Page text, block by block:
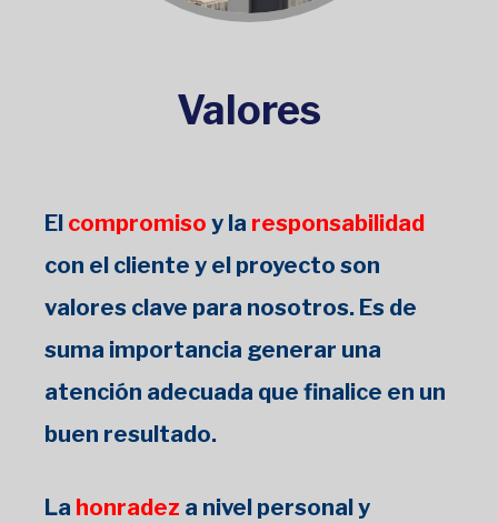
Valores
El compromiso y la responsabilidad
con el cliente y el proyecto son
valores clave para nosotros. Es de
suma importancia generar una
atención adecuada que finalice en un
buen resultado.
La honradez a nivel personal y